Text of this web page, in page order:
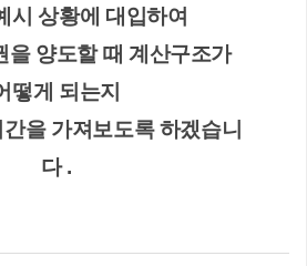
시 상황에 대입하여
을 양도할 때 계산구조가
떻게 되는지
을 가져보도록 하겠습니
다 .